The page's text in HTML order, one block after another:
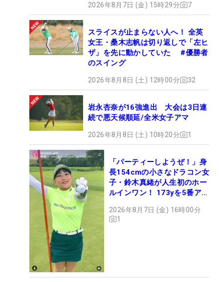
2026年8月7日 (金) 15時29分 7
スライスが止まらない人へ！ 全英
女王・桑木志帆は切り返しで「左ヒ
ザ」を先に動かしていた #優勝者
のスイング
2026年8月8日 (土) 12時00分 32
岩永杏奈が16強進出 大会は3日連
続で悪天候順延/全米女子アマ
2026年8月8日 (土) 10時20分 1
「パーティーしようぜ！」身
長154cmの小さなドラコン女
子・鈴木真緒が人生初のホー
ルインワン！ 173yを5番アイ
2026年8月7日 (金) 16時00分
1